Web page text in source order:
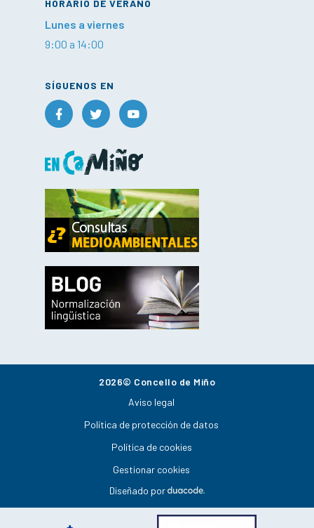
HORARIO DE VERANO
Lunes a viernes
9:00 a 14:00
SÍGUENOS EN
2026© Concello de Miño
Aviso legal
Política de protección de datos
Política de cookies
Gestionar cookies
Diseñado por